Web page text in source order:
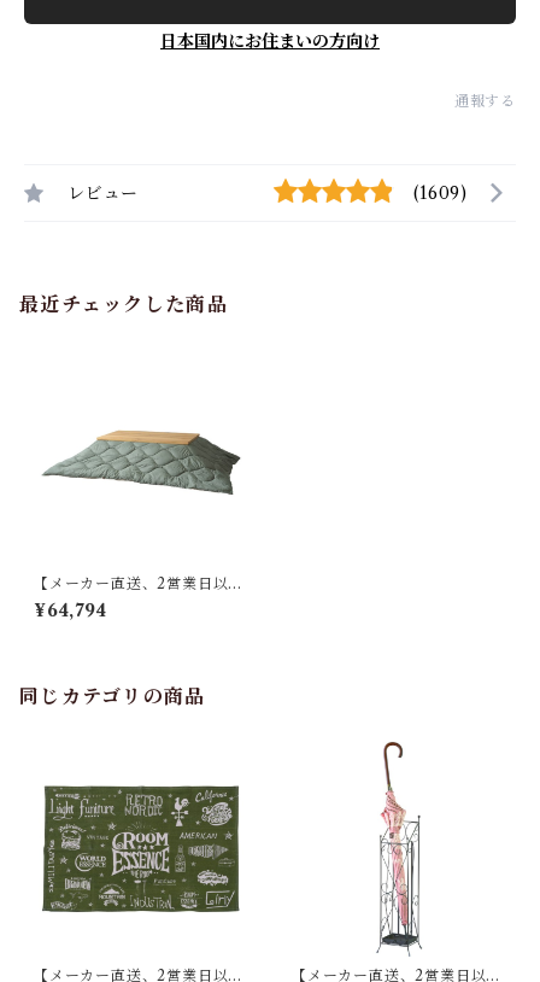
日本国内にお住まいの方向け
通報する
レビュー (1609)
最近チェックした商品
【メーカー直送、2営業日以内
に発送】【4個セット】 東谷
コタツ布団 長方形 W190×D2
¥64,794
同じカテゴリの商品
【メーカー直送、2営業日以内 【メーカー直送、2営業日以内